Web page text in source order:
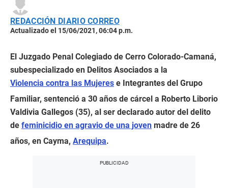
REDACCIÓN DIARIO CORREO
Actualizado el 15/06/2021, 06:04 p.m.
El Juzgado Penal Colegiado de Cerro Colorado-Camaná,
subespecializado en Delitos Asociados a la
Violencia contra las Mujeres e Integrantes del Grupo
Familiar, sentenció a 30 años de cárcel a Roberto Liborio
Valdivia Gallegos (35), al ser declarado autor del delito
de feminicidio en agravio de una joven madre de 26
años, en Cayma, Arequipa.